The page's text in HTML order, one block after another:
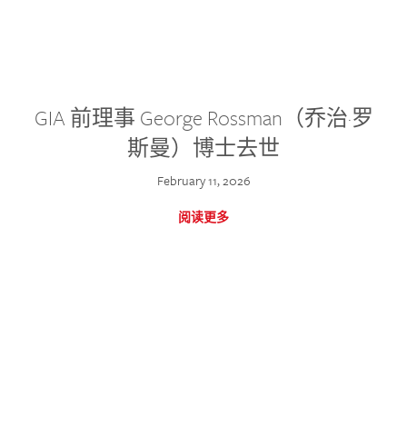
GIA 前理事 George Rossman（乔治·罗
斯曼）博士去世
February 11, 2026
阅读更多